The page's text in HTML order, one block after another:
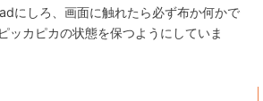
にしろ、画面に触れたら必ず布か何かで
ッカピカの状態を保つようにしていま